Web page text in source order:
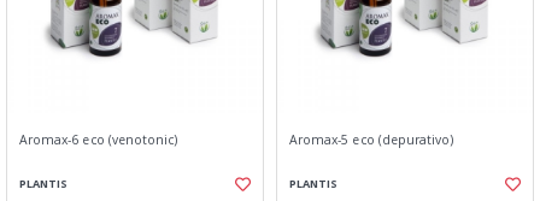
Aromax-6 eco (venotonic)
PLANTIS
Aromax-5 eco (depurativo)
PLANTIS